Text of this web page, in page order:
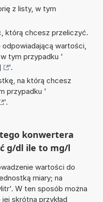
z listy, w tym
którą chcesz przeliczyć.
wartości,
tym przypadku '
'.
na którą chcesz
przypadku '
'.
konwertera
g/dl ile to mg/l
wartości do
miary; na
W ten sposób można
skrótna przykład